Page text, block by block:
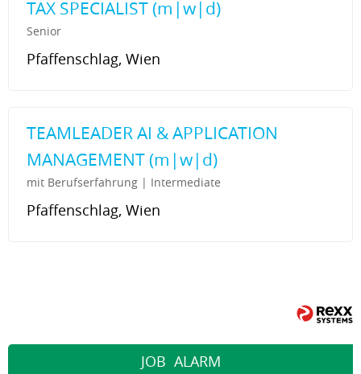
TAX SPECIALIST (m|w|d)
Senior
Pfaffenschlag, Wien
TEAMLEADER AI & APPLICATION
MANAGEMENT (m|w|d)
mit Berufserfahrung | Intermediate
Pfaffenschlag, Wien
JOB ALARM